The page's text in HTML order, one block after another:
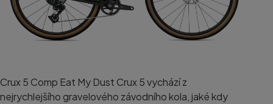
Crux 5 Comp Eat My Dust Crux 5 vychází z
nejrychlejšího gravelového závodního kola, jaké kdy